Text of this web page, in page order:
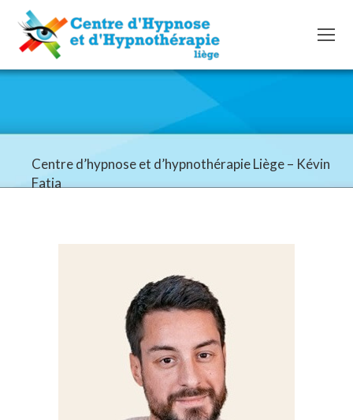
Centre d’hypnose et d’hypnothérapie Liège – Kévin
Fatia